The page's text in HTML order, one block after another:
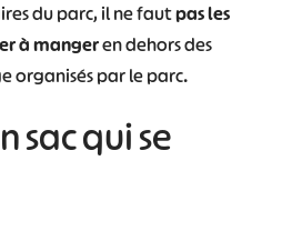
du parc, il ne fautpas les
à mangeren dehors des
organisés par le parc.
sac qui se